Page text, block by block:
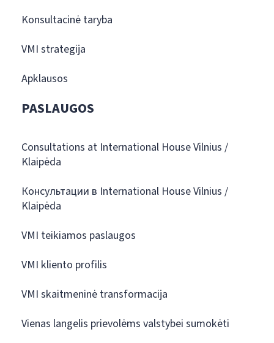
Konsultacinė taryba
VMI strategija
Apklausos
PASLAUGOS
Consultations at International House Vilnius /
Klaipėda
Консультации в International House Vilnius /
Klaipėda
VMI teikiamos paslaugos
VMI kliento profilis
VMI skaitmeninė transformacija
Vienas langelis prievolėms valstybei sumokėti